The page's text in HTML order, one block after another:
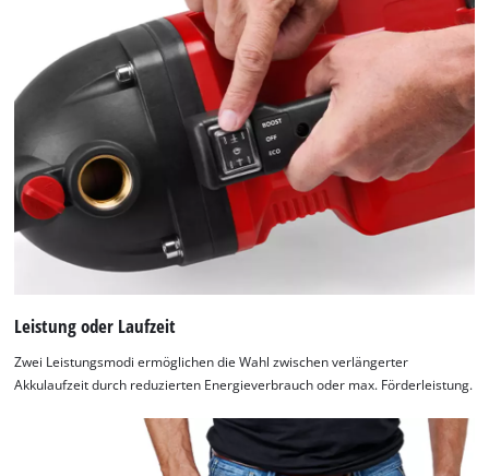
Leistung oder Laufzeit
Zwei Leistungsmodi ermöglichen die Wahl zwischen verlängerter
Akkulaufzeit durch reduzierten Energieverbrauch oder max. Förderleistung.